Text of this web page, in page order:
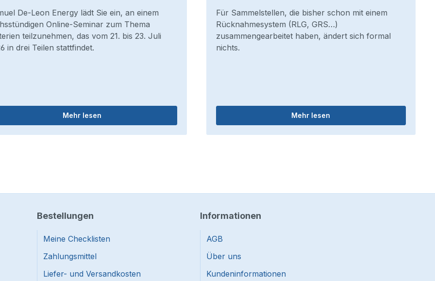
De-Leon Energy lädt Sie ein, an einem
Online-Seminar zum Thema
teilzunehmen, das vom 21. bis 23. Juli
in drei Teilen stattfindet.
Mehr lesen
Für Sammelstellen, die bisher schon mit einem
Rücknahmesystem (RLG, GRS…)
zusammengearbeitet haben, ändert sich formal
nichts.
Mehr lesen
Bestellungen
Meine Checklisten
Zahlungsmittel
Liefer- und Versandkosten
Informationen
AGB
Über uns
Kundeninformationen